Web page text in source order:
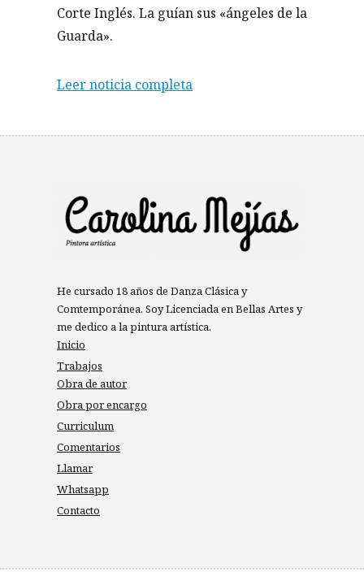
Corte Inglés. La guían sus «ángeles de la
Guarda».
Leer noticia completa
He cursado 18 años de Danza Clásica y
Comtemporánea. Soy Licenciada en Bellas Artes y
me dedico a la pintura artística.
Inicio
Trabajos
Obra de autor
Obra por encargo
Curriculum
Comentarios
Llamar
Whatsapp
Contacto